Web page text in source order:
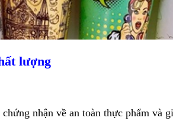
lượng
nhận về an toàn thực phẩm và